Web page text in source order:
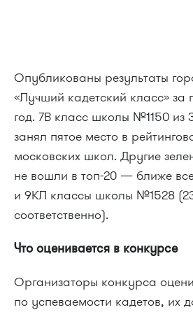
Опубликованы результаты
«Лучший кадетский класс»
год. 7В класс школы №1150 из
занял пятое место в
московских школ. Другие
не вошли в топ-20 — ближе
и 9КЛ классы школы №1528
соответственно).
Что оценивается в конкурсе
Организаторы конкурса
по успеваемости кадетов, их